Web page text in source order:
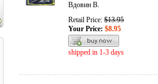
Вдовин В.
Retail Price: $13.95
Your Price: $8.95
shipped in 1-3 days